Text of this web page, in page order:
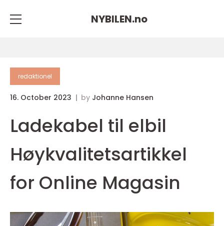
NYBILEN.no
redaktionel
16. October 2023 by Johanne Hansen
Ladekabel til elbil
Høykvalitetsartikkel
for Online Magasin